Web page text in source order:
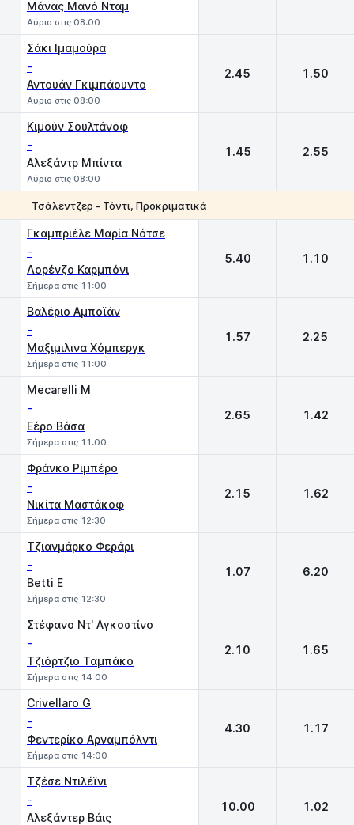
Μάνας Μανό Νταμ
Αύριο στις 08:00
Σάκι Ιμαμούρα
-
Αντουάν Γκιμπάουντο
Αύριο στις 08:00
2.45 1.50
Κιμούν Σουλτάνοφ
-
Αλεξάντρ Μπίντα
Αύριο στις 08:00
1.45 2.55
Τσάλεντζερ - Τόντι, Προκριματικά
Γκαμπριέλε Μαρία Νότσε
-
Λορένζο Καρμπόνι
Σήμερα στις 11:00
5.40 1.10
Βαλέριο Αμποϊάν
-
Μαξιμιλινα Χόμπεργκ
Σήμερα στις 11:00
1.57 2.25
Mecarelli M
-
Εέρο Βάσα
Σήμερα στις 11:00
2.65 1.42
Φράνκο Ριμπέρο
-
Νικίτα Μαστάκοφ
Σήμερα στις 12:30
2.15 1.62
Τζιανμάρκο Φεράρι
-
Betti E
Σήμερα στις 12:30
1.07 6.20
Στέφανο Ντ' Αγκοστίνο
-
Τζιόρτζιο Ταμπάκο
Σήμερα στις 14:00
2.10 1.65
Crivellaro G
-
Φεντερίκο Αρναμπόλντι
Σήμερα στις 14:00
4.30 1.17
Τζέσε Ντιλέϊνι
-
Αλεξάντερ Βάις
10.00 1.02